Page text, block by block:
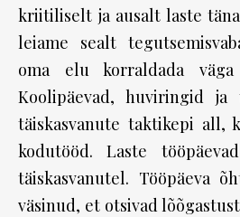
kriitiliselt ja ausalt laste
leiame sealt
oma elu korraldada
Koolipäevad, huviringid ja
täiskasvanute taktikepi all,
kodutööd. Laste
täiskasvanutel. Tööpäeva
väsinud, et otsivad